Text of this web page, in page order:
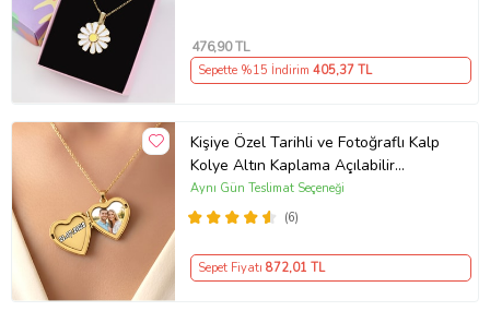
476,90 TL
Sepette %15 İndirim 405,37 TL
Kişiye Özel Tarihli ve Fotoğraflı Kalp
Kolye Altın Kaplama Açılabilir
Kapaklı Kalpli Kolye (Gold)
(6)
Aynı Gün Teslimat Seçeneği
Sepet Fiyatı 872,01 TL